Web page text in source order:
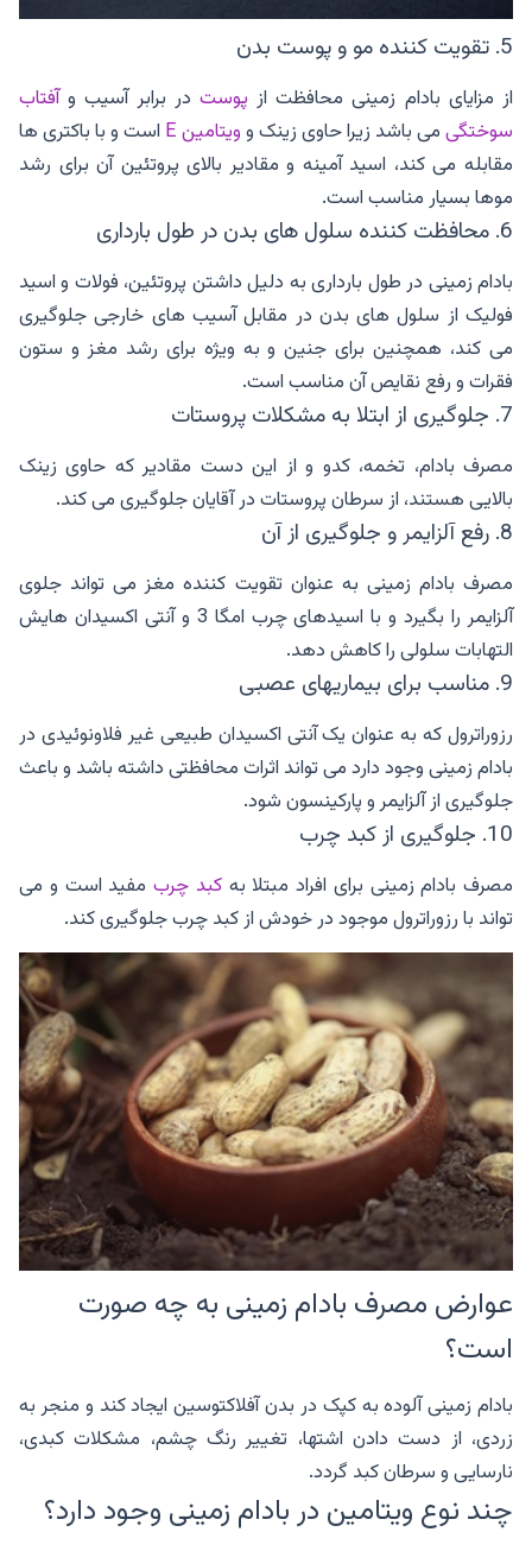
5. تقویت کننده مو و پوست بدن
از مزایای بادام زمینی محافظت از پوست در برابر آسیب وآفتاب
سوختگیمی باشد زیرا حاوی زینک وویتامین E
است و با باکتری ها
مقابله می کند، اسید آمینه و مقادیر بالای پروتئین آن برای رشد
موها بسیار مناسب است.
6. محافظت کننده سلول های بدن در طول بارداری
بادام زمینی در طول بارداری به دلیل داشتن پروتئین، فولات و اسید
فولیک از سلول های بدن در مقابل آسیب های خارجی جلوگیری
می کند، همچنین برای جنین و به ویژه برای رشد مغز و ستون
فقرات و رفع نقایص آن مناسب است.
7. جلوگیری از ابتلا به مشکلات پروستات
مصرف بادام، تخمه، کدو و از این دست مقادیر که حاوی زینک
بالایی هستند، از سرطان پروستات در آقایان جلوگیری می کند.
8. رفع آلزایمر و جلوگیری از آن
مصرف بادام زمینی به عنوان تقویت کننده مغز می تواند جلوی
آلزایمر را بگیرد و با اسیدهای چرب امگا 3 و آنتی اکسیدان هایش
التهابات سلولی را کاهش دهد.
9. مناسب برای بیماریهای عصبی
رزوراترول که به عنوان یک آنتی اکسیدان طبیعی غیر فلاونوئیدی در
بادام زمینی وجود دارد می تواند اثرات محافظتی داشته باشد و باعث
جلوگیری از آلزایمر و پارکینسون شود.
10. جلوگیری از کبد چرب
مصرف بادام زمینی برای افراد مبتلا بهکبد چرب مفید است و می
تواند با رزوراترول موجود در خودش از کبد چرب جلوگیری کند.
عوارض مصرف بادام زمینی به چه صورت
است؟
بادام زمینی آلوده به کپک در بدن آفلاکتوسین ایجاد کند و منجر به
زردی، از دست دادن اشتها، تغییر رنگ چشم، مشکلات کبدی،
نارسایی و سرطان کبد گردد.
چند نوع ویتامین در بادام زمینی وجود دارد؟